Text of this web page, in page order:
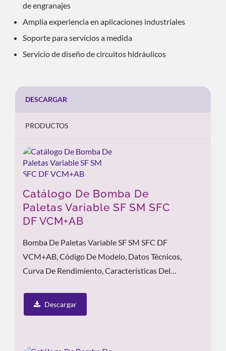
de engranajes
Amplia experiencia en aplicaciones industriales
Soporte para servicios a medida
Servicio de diseño de circuitos hidráulicos
DESCARGAR
PRODUCTOS
Catálogo De Bomba De
Paletas Variable SF SM SFC
DF VCM+AB
Bomba De Paletas Variable SF SM SFC DF
VCM+AB, Código De Modelo, Datos Técnicos,
Curva De Rendimiento, Características Del
Descargar